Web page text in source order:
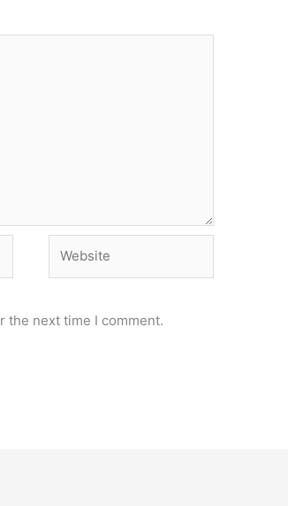
the next time I comment.